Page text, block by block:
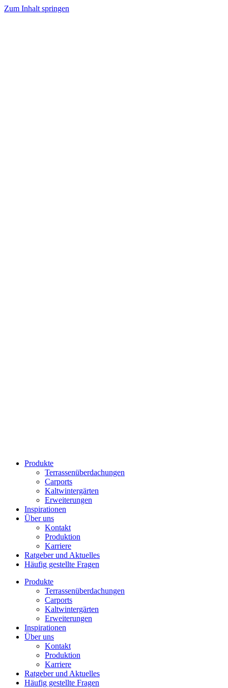
Zum Inhalt springen
Produkte
Terrassenüberdachungen
Carports
Kaltwintergärten
Erweiterungen
Inspirationen
Über uns
Kontakt
Produktion
Karriere
Ratgeber und Aktuelles
Häufig gestellte Fragen
Produkte
Terrassenüberdachungen
Carports
Kaltwintergärten
Erweiterungen
Inspirationen
Über uns
Kontakt
Produktion
Karriere
Ratgeber und Aktuelles
Häufig gestellte Fragen